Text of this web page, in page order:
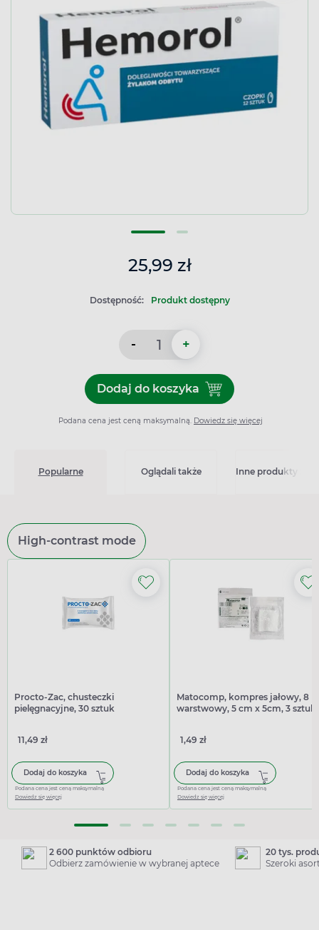
25,99 zł
Dostępność: Produkt dostępny
- +
Dodaj do koszykaDodaj do koszyka
Podana cena jest ceną maksymalną. Dowiedz się więcej
Popularne Oglądali także Inne produkty z
High-contrast mode
Procto-Zac, chusteczki
pielęgnacyjne, 30 sztuk
11,49 zł
Dodaj do koszyka
Podana cena jest ceną maksymalną
Dowiedz się więcej
Matocomp, kompres jałowy, 8
warstwowy, 5 cm x 5cm, 3 sztuki
1,49 zł
Dodaj do koszyka
Podana cena jest ceną maksymalną
Dowiedz się więcej
2 600 punktów odbioru
Odbierz zamówienie w wybranej aptece
20 tys.
Szeroki